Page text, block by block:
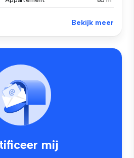
Bekijk meer
mij